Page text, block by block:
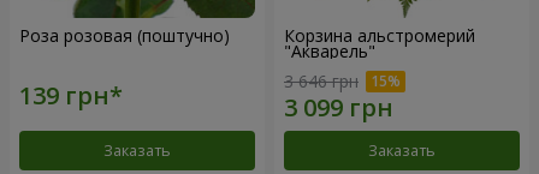
Роза розовая (поштучно)
Заказать
Корзина альстромерий
"Акварель"
3 646 грн
Заказать